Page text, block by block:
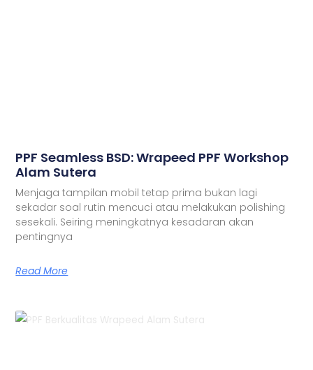
PPF Seamless BSD: Wrapeed PPF Workshop
Alam Sutera
Menjaga tampilan mobil tetap prima bukan lagi
sekadar soal rutin mencuci atau melakukan polishing
sesekali. Seiring meningkatnya kesadaran akan
pentingnya
Read More